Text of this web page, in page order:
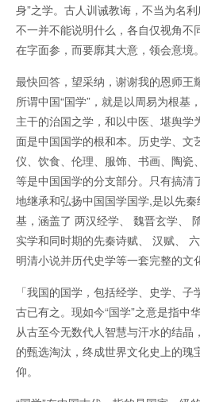
身”之学。古人训诫教诲，不当为名
不一并不能说明什么，各自仅视角不
在字面参，而要廓其大意，领会意境。
最快回答，望采纳，谢谢我的恩师王
所谓中国“国学”，就是以周易为根基
主干的治国之学，和以中医、堪舆学
面是中国国学的根和本。历史学、文
仪、饮食、伦理、服饰、书画、陶瓷
等是中国国学的分支部分。只有搞清
地继承和弘扬中国国学国学,是以先
基，涵盖了 两汉经学、 魏晋玄学、
实学和同时期的先秦诗赋、 汉赋、
明清小说并历代史学等一套完整的文
「我国的国学，包括经学、史学、子
古已有之。现如今“国学”之意是指中
从古至今无数代人智慧与汗水的结晶
的甄选淘汰，终成世界文化史上的瑰
仰。